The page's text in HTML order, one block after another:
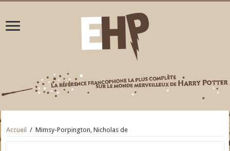
Accueil / Mimsy-Porpington, Nicholas de